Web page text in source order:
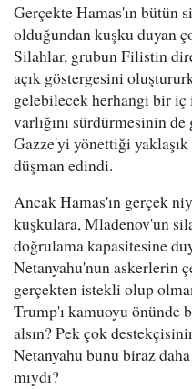
Gerçekte Hamas'ın bütün
olduğundan kuşku duyan
Silahlar, grubun Filistin
açık göstergesini
gelebilecek herhangi bir iç
varlığını sürdürmesinin
Gazze'yi yönettiği yaklaşık
düşman edindi.
Ancak Hamas'ın gerçek
kuşkulara, Mladenov'un
doğrulama kapasitesine
Netanyahu'nun askerlerin
gerçekten istekli olup
Trump'ı kamuoyu önünde
alsın? Pek çok
Netanyahu bunu biraz
mıydı?